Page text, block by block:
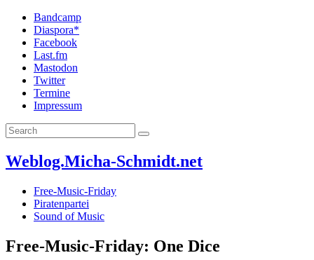
Bandcamp
Diaspora*
Facebook
Last.fm
Mastodon
Twitter
Termine
Impressum
Weblog.Micha-Schmidt.net
Free-Music-Friday
Piratenpartei
Sound of Music
Free-Music-Friday: One Dice